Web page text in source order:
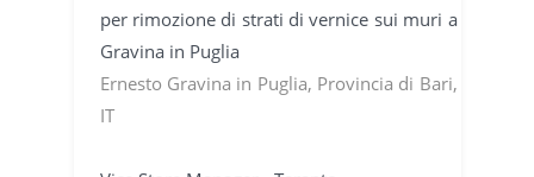
per rimozione di strati di vernice sui muri a
Gravina in Puglia
Ernesto Gravina in Puglia, Provincia di Bari,
IT